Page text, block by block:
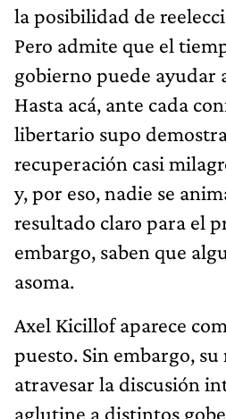
la posibilidad de
Pero admite que el
gobierno puede ayudar
Hasta acá, ante cada
libertario supo
recuperación casi
y, por eso, nadie se
resultado claro para el
embargo, saben que
asoma.
Axel Kicillof aparece
puesto. Sin embargo,
atravesar la discusión
aglutine a distintos